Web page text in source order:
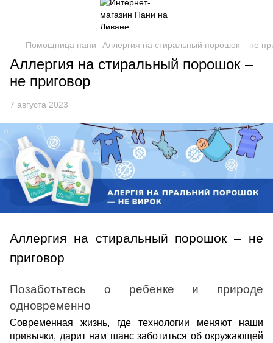
Помощница пани Аллергия на стиральный порошок – не
Аллергия на стиральный порошок –
не приговор
7 августа 2023
Аллергия на стиральный порошок – не
приговор
Позаботьтесь о ребенке и природе
одновременно
Современная жизнь, где технологии меняют наши
привычки, дарит нам шанс заботиться об окружающей